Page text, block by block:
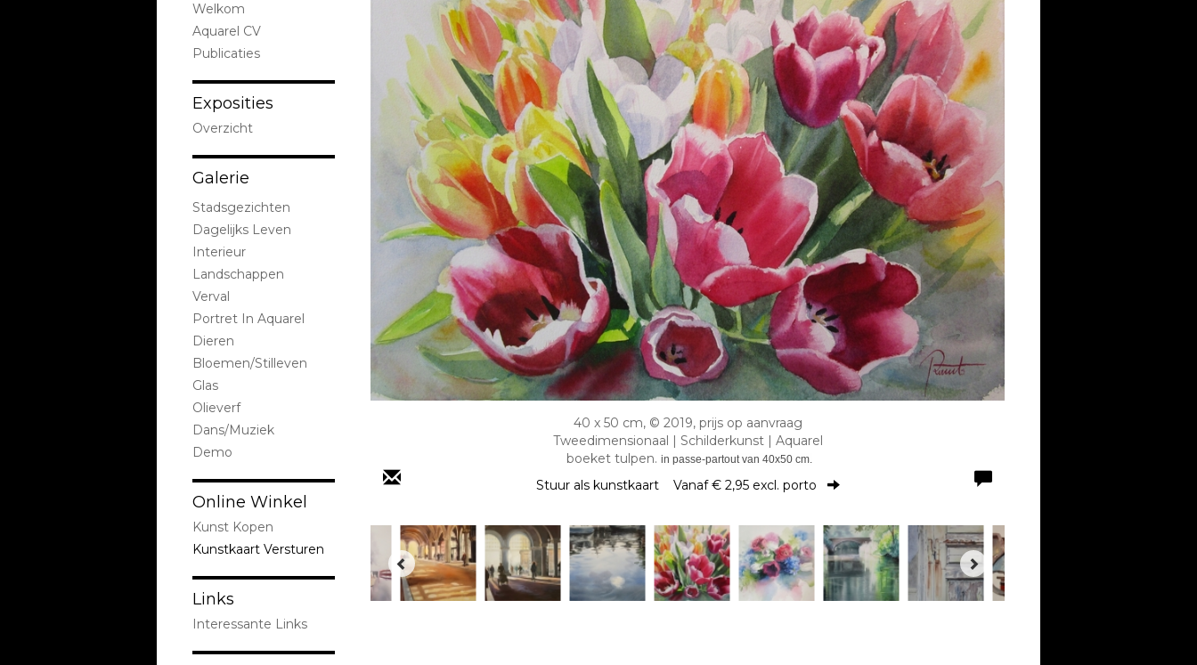
40 x 50 cm, © 2019, prijs op aanvraag
Tweedimensionaal | Schilderkunst | Aquarel
boeket tulpen. in passe-partout van 40x50 cm.
Stuur als kunstkaart Vanaf € 2,95 excl. porto
Welkom
Aquarel CV
Publicaties
Exposities
Overzicht
Galerie
Stadsgezichten
Dagelijks Leven
Interieur
Landschappen
Verval
Portret In Aquarel
Dieren
Bloemen/stilleven
Glas
Olieverf
Dans/Muziek
Demo
Online Winkel
Kunst Kopen
Kunstkaart Versturen
Links
Interessante Links